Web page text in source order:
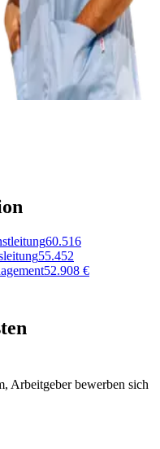
60.516
55.452
52.908 €
Arbeitgeber bewerben sich